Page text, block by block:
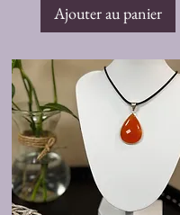
Ajouter au panier